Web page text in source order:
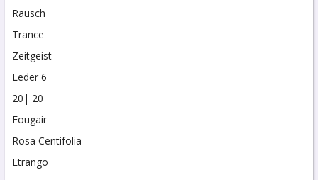
Rausch
Trance
Zeitgeist
Leder 6
20| 20
Fougair
Rosa Centifolia
Etrango